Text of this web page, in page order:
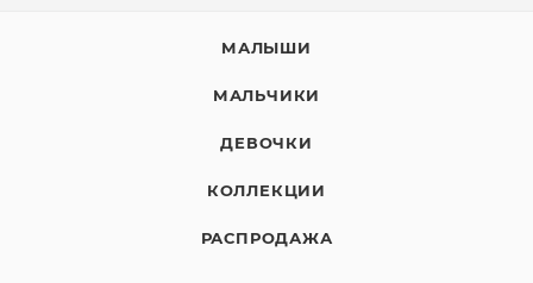
МАЛЫШИ
МАЛЬЧИКИ
ДЕВОЧКИ
КОЛЛЕКЦИИ
РАСПРОДАЖА